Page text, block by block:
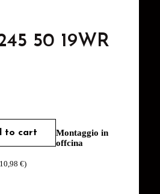
50 19WR
to cart
Montaggio in
offcina
10,98 €)